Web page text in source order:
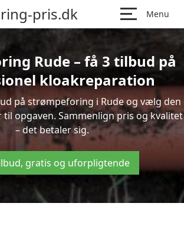
pris.dk Menu
Rude – få 3 tilbud på
kloakreparation
på strømpeforing i Rude og vælg den
opgaven. Sammenlign pris og kvalitet
– det betaler sig.
gratis og uforpligtende